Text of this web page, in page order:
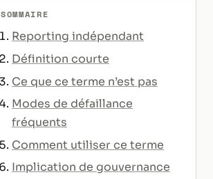
SOMMAIRE
Reporting indépendant
Définition courte
Ce que ce terme n’est pas
Modes de défaillance
fréquents
Comment utiliser ce terme
Implication de gouvernance